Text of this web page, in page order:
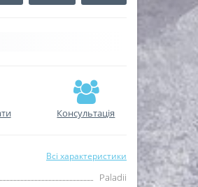
Консультація
Всі характеристики
Paladii